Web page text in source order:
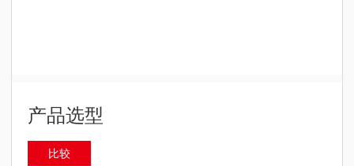
产品选型
比较